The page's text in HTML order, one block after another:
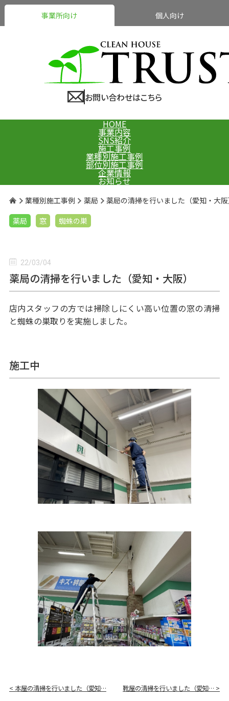
事業所向け 個人向け
お問い合わせはこちら
HOME
事業内容
SNS紹介
施工事例
業種別施工事例
部位別施工事例
企業情報
お知らせ
業種別施工事例 薬局
薬局の清掃を行いました（愛知・大
薬局
窓 蜘蛛の巣
22/03/04
薬局の清掃を行いました（愛知・大阪）
店内スタッフの方では掃除しにくい高い位置の窓の清掃
と蜘蛛の巣取りを実施しました。
施工中
< 本屋の清掃を行いました（愛知… 靴屋の清掃を行いました（愛知… >